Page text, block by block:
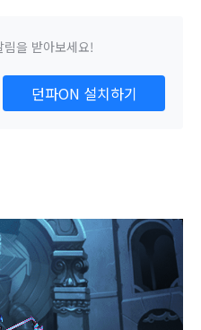
을 받아보세요!
던파ON 설치하기